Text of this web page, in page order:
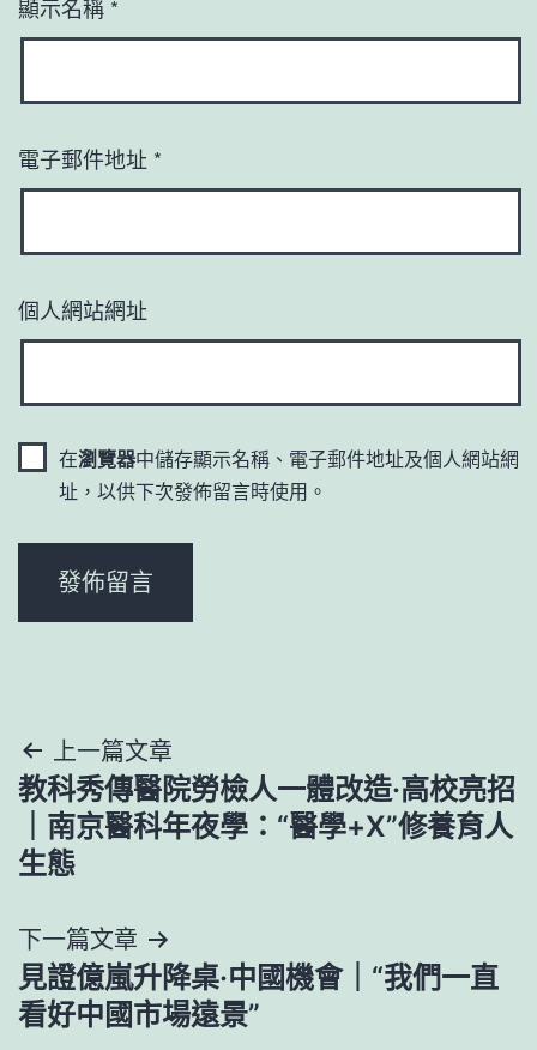
顯示名稱 *
電子郵件地址 *
個人網站網址
在瀏覽器中儲存顯示名稱、電子郵件地址及個人網站網
址，以供下次發佈留言時使用。
文
章
導
覽
上一篇文章
教科秀傳醫院勞檢人一體改造·高校亮招
｜南京醫科年夜學：“醫學+X”修養育人
生態
下一篇文章
見證億嵐升降桌·中國機會｜“我們一直
看好中國市場遠景”